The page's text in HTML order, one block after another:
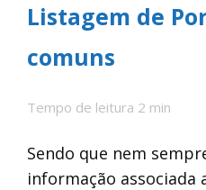
Listagem de
comuns
Tempo de leitura 2 min
Sendo que nem
informação associada